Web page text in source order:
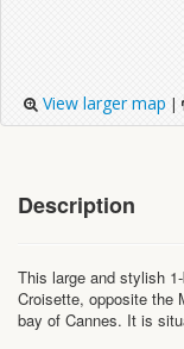
View larger map |
Description
This large and stylish
Croisette, opposite the
bay of Cannes. It is